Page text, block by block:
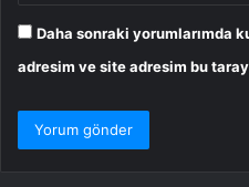
Daha sonraki yorumlarımda
adresim ve site adresim bu